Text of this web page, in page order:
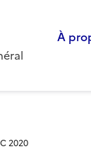
À
2020